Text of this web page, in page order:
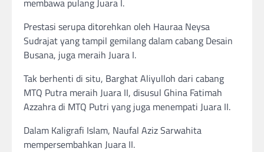
Prestasi serupa ditorehkan oleh Hauraa Neysa
Sudrajat yang tampil gemilang dalam cabang Desain
Busana, juga meraih Juara I.
Tak berhenti di situ, Barghat Aliyulloh dari cabang
MTQ Putra meraih Juara II, disusul Ghina Fatimah
Azzahra di MTQ Putri yang juga menempati Juara II.
Dalam Kaligrafi Islam, Naufal Aziz Sarwahita
mempersembahkan Juara II.